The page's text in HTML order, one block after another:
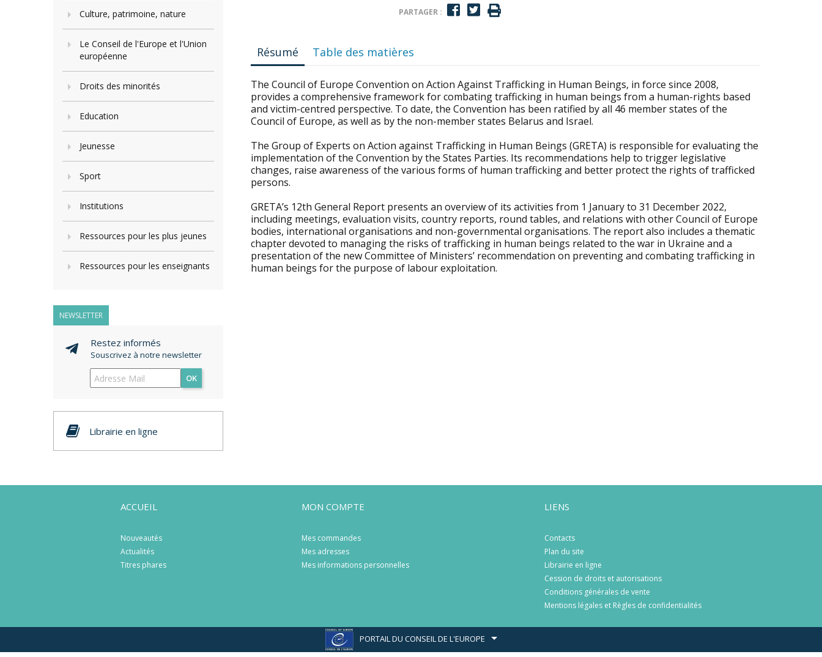
Culture, patrimoine, nature
Le Conseil de l'Europe et l'Union
européenne
Droits des minorités
Education
Jeunesse
Sport
Institutions
Ressources pour les plus jeunes
Ressources pour les enseignants
NEWSLETTER
Restez informés
Souscrivez à notre newsletter
OK
Librairie en ligne
PARTAGER :
Résumé Table des matières
The Council of Europe Convention on Action Against Trafficking in Human Beings, in force since 2008,
provides a comprehensive framework for combating trafficking in human beings from a human-rights based
and victim-centred perspective. To date, the Convention has been ratified by all 46 member states of the
Council of Europe, as well as by the non-member states Belarus and Israel.
The Group of Experts on Action against Trafficking in Human Beings (GRETA) is responsible for evaluating the
implementation of the Convention by the States Parties. Its recommendations help to trigger legislative
changes, raise awareness of the various forms of human trafficking and better protect the rights of trafficked
persons.
GRETA’s 12th General Report presents an overview of its activities from 1 January to 31 December 2022,
including meetings, evaluation visits, country reports, round tables, and relations with other Council of Europe
bodies, international organisations and non-governmental organisations. The report also includes a thematic
chapter devoted to managing the risks of trafficking in human beings related to the war in Ukraine and a
presentation of the new Committee of Ministers’ recommendation on preventing and combating trafficking in
human beings for the purpose of labour exploitation.
ACCUEIL
Nouveautés
Actualités
Titres phares
MON COMPTE
Mes commandes
Mes adresses
Mes informations personnelles
LIENS
Contacts
Plan du site
Librairie en ligne
Cession de droits et autorisations
Conditions générales de vente
Mentions légales et Règles de confidentialités
PORTAIL DU CONSEIL DE L'EUROPE